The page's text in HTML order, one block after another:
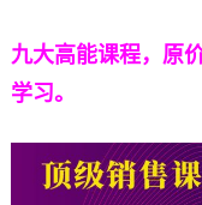
九大高能课程，原
学习。